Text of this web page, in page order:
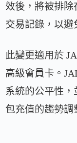
效後，將被排除
交易記錄，以避
此變更適用於
高級會員卡。
系統的公平性
包充值的趨勢調